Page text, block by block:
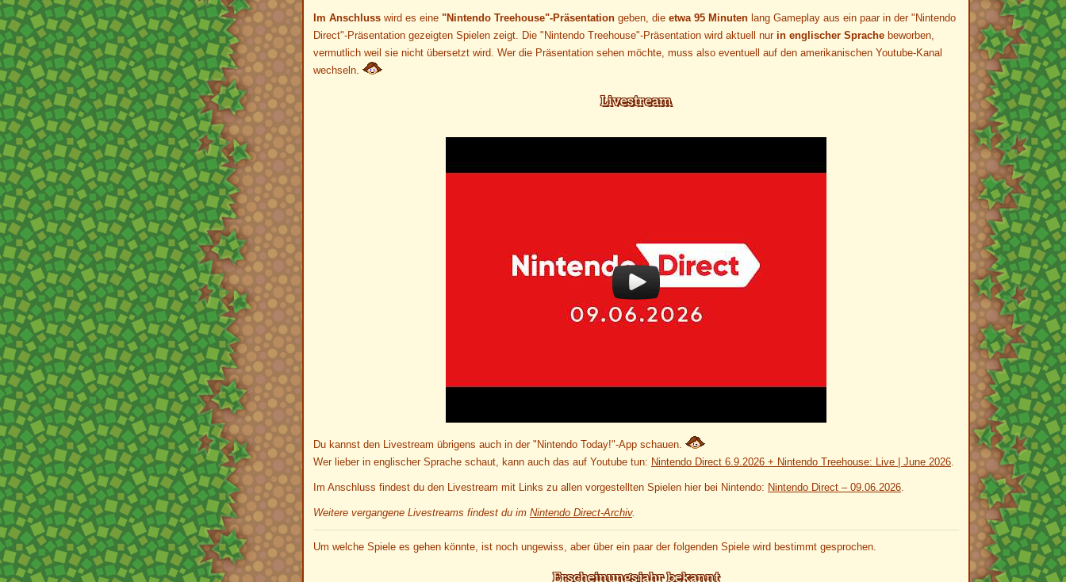
Im Anschluss wird es eine "Nintendo Treehouse"-Präsentation geben, die etwa 95 Minuten lang Gameplay aus ein paar in der "Nintendo
Direct"-Präsentation gezeigten Spielen zeigt. Die "Nintendo Treehouse"-Präsentation wird aktuell nur in englischer Sprache beworben,
vermutlich weil sie nicht übersetzt wird. Wer die Präsentation sehen möchte, muss also eventuell auf den amerikanischen Youtube-Kanal
wechseln.
Livestream
Du kannst den Livestream übrigens auch in der "Nintendo Today!"-App schauen.
Wer lieber in englischer Sprache schaut, kann auch das auf Youtube tun: Nintendo Direct 6.9.2026 + Nintendo Treehouse: Live | June 2026
Im Anschluss findest du den Livestream mit Links zu allen vorgestellten Spielen hier bei Nintendo: Nintendo Direct – 09.06.2026
Weitere vergangene Livestreams findest du im Nintendo Direct-Archiv.
Um welche Spiele es gehen könnte, ist noch ungewiss, aber über ein paar der folgenden Spiele wird bestimmt gesprochen.
Erscheinungsjahr bekannt